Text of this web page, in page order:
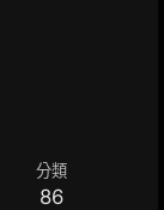
分類
86